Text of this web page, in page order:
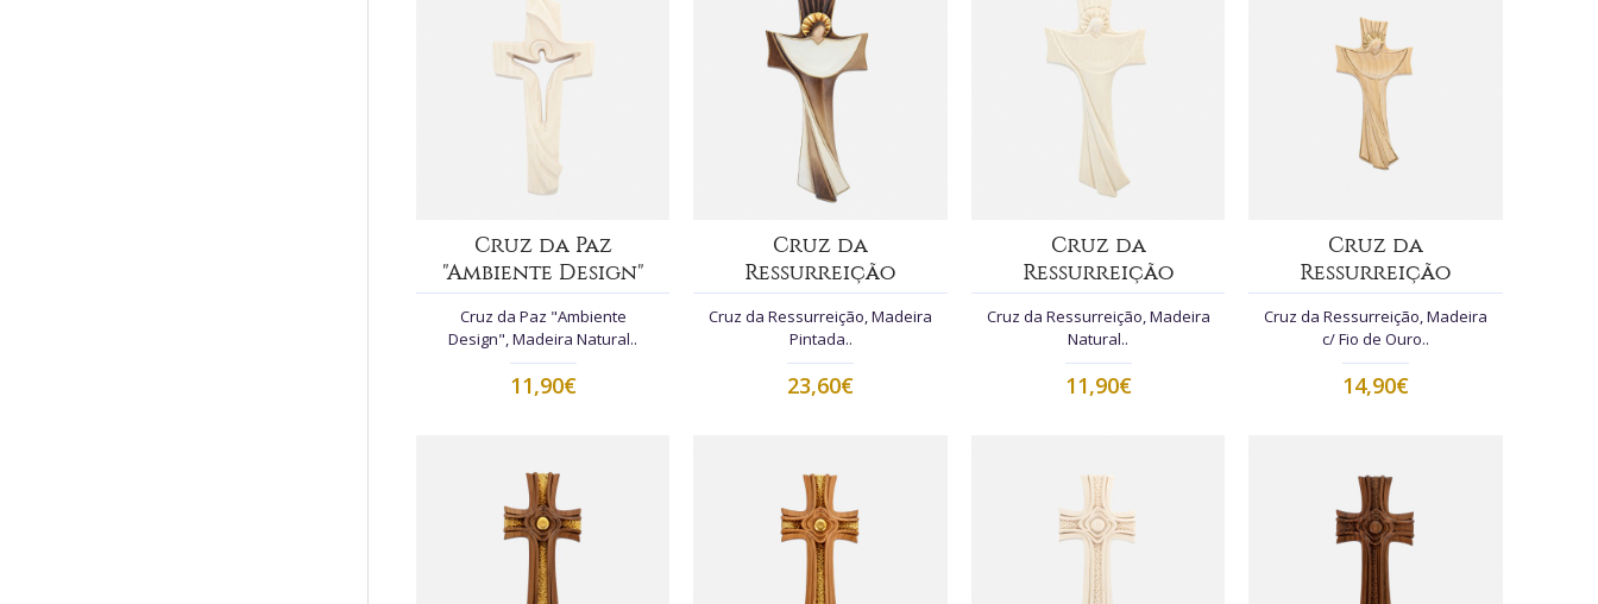
Cruz da Paz
"Ambiente Design"
Cruz da Paz "Ambiente
Design", Madeira Natural..
11,90€
Cruz da
Ressurreição
Cruz da Ressurreição, Madeira
Pintada..
23,60€
Cruz da
Ressurreição
Cruz da Ressurreição, Madeira
Natural..
11,90€
Cruz da
Ressurreição
Cruz da Ressurreição, Madeira
c/ Fio de Ouro..
14,90€